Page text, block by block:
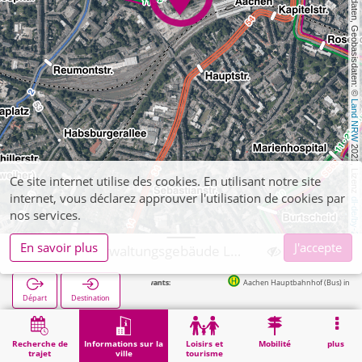
, Kartendaten, Geobasisdaten: ©
Land NRW
2021, Lizenz
dl-de/by-2-0
Recherche de
trajet
Informations sur la
ville
Loisirs et
tourisme
Mobilité plus
Départ Destination
Aachen Hauptbahnhof (Bus) in 149m
Démarrage Informations sur la ville
Administration
Aachen, Verwaltungsgebäude Lagerhausstraße
Ce site internet utilise des cookies. En utilisant notre site
internet, vous déclarez approuver l'utilisation de cookies par
nos services.
En savoir plus
J'accepte